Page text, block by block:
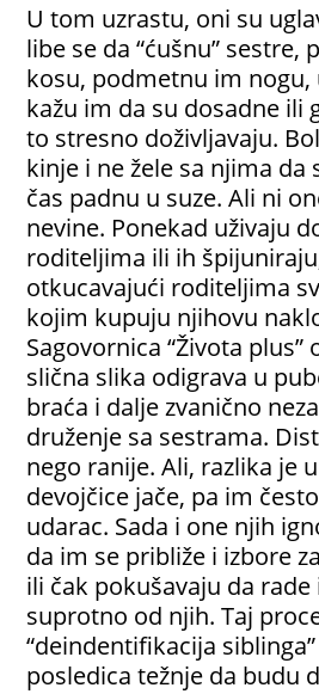
U tom uzrastu, oni su
libe se da “ćušnu” sestre,
kosu, podmetnu im
kažu im da su dosadne ili
to stresno doživljavaju.
kinje i ne žele sa njima da
čas padnu u suze. Ali ni
nevine. Ponekad uživaju
roditeljima ili ih
otkucavajući roditeljima
kojim kupuju njihovu
Sagovornica “Života plus”
slična slika odigrava u
braća i dalje zvanično
druženje sa sestrama.
nego ranije. Ali, razlika je
devojčice jače, pa im
udarac. Sada i one njih
da im se približe i izbore
ili čak pokušavaju da
suprotno od njih. Taj
“deindentifikacija
posledica težnje da budu